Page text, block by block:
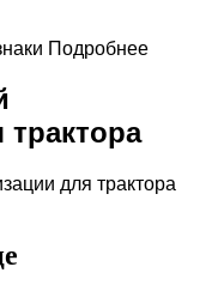
Подробнее
трактора